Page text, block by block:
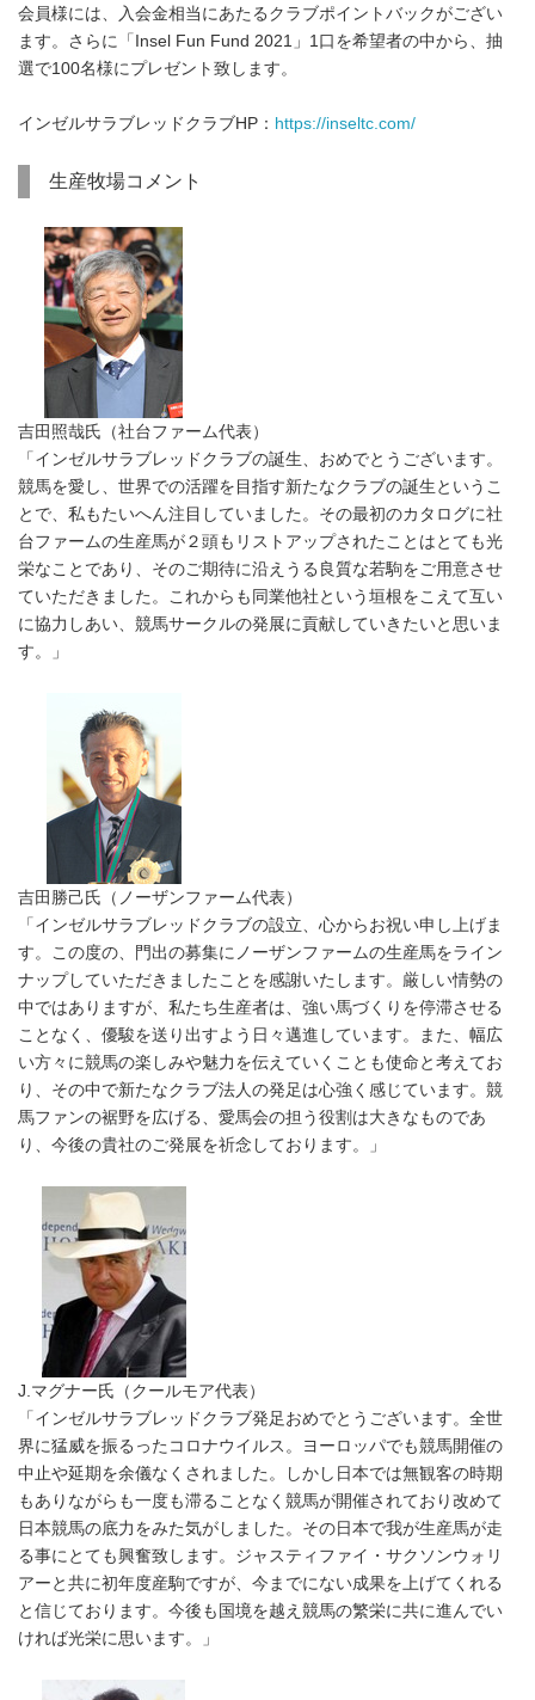
会員様には、入会金相当にあたるクラブポイントバックがござい
ます。さらに「Insel Fun Fund 2021」1口を希望者の中から、抽
選で100名様にプレゼント致します。
インゼルサラブレッドクラブHP： https://inseltc.com/
生産牧場コメント
吉田照哉氏（社台ファーム代表）
「インゼルサラブレッドクラブの誕生、おめでとうございます。
競馬を愛し、世界での活躍を目指す新たなクラブの誕生というこ
とで、私もたいへん注目していました。その最初のカタログに社
台ファームの生産馬が２頭もリストアップされたことはとても光
栄なことであり、そのご期待に沿えうる良質な若駒をご用意させ
ていただきました。これからも同業他社という垣根をこえて互い
に協力しあい、競馬サークルの発展に貢献していきたいと思いま
す。」
吉田勝己氏（ノーザンファーム代表）
「インゼルサラブレッドクラブの設立、心からお祝い申し上げま
す。この度の、門出の募集にノーザンファームの生産馬をライン
ナップしていただきましたことを感謝いたします。厳しい情勢の
中ではありますが、私たち生産者は、強い馬づくりを停滞させる
ことなく、優駿を送り出すよう日々邁進しています。また、幅広
い方々に競馬の楽しみや魅力を伝えていくことも使命と考えてお
り、その中で新たなクラブ法人の発足は心強く感じています。競
馬ファンの裾野を広げる、愛馬会の担う役割は大きなものであ
り、今後の貴社のご発展を祈念しております。」
J.マグナー氏（クールモア代表）
「インゼルサラブレッドクラブ発足おめでとうございます。全世
界に猛威を振るったコロナウイルス。ヨーロッパでも競馬開催の
中止や延期を余儀なくされました。しかし日本では無観客の時期
もありながらも一度も滞ることなく競馬が開催されており改めて
日本競馬の底力をみた気がしました。その日本で我が生産馬が走
る事にとても興奮致します。ジャスティファイ・サクソンウォリ
アーと共に初年度産駒ですが、今までにない成果を上げてくれる
と信じております。今後も国境を越え競馬の繁栄に共に進んでい
ければ光栄に思います。」